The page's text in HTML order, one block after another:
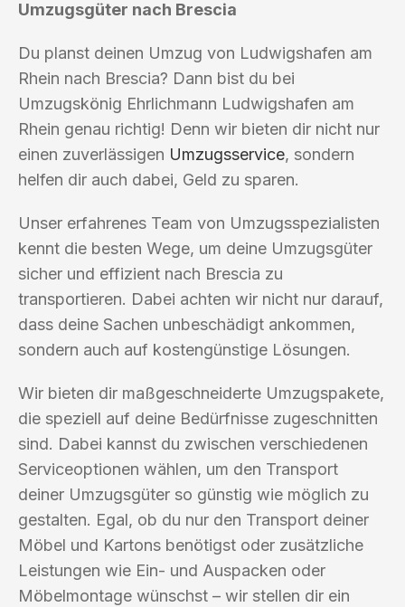
Umzugsgüter nach Brescia
Du planst deinen Umzug von Ludwigshafen am
Rhein nach Brescia? Dann bist du bei
Umzugskönig Ehrlichmann Ludwigshafen am
Rhein genau richtig! Denn wir bieten dir nicht nur
einen zuverlässigen Umzugsservice, sondern
helfen dir auch dabei, Geld zu sparen.
Unser erfahrenes Team von Umzugsspezialisten
kennt die besten Wege, um deine Umzugsgüter
sicher und effizient nach Brescia zu
transportieren. Dabei achten wir nicht nur darauf,
dass deine Sachen unbeschädigt ankommen,
sondern auch auf kostengünstige Lösungen.
Wir bieten dir maßgeschneiderte Umzugspakete,
die speziell auf deine Bedürfnisse zugeschnitten
sind. Dabei kannst du zwischen verschiedenen
Serviceoptionen wählen, um den Transport
deiner Umzugsgüter so günstig wie möglich zu
gestalten. Egal, ob du nur den Transport deiner
Möbel und Kartons benötigst oder zusätzliche
Leistungen wie Ein- und Auspacken oder
Möbelmontage wünschst – wir stellen dir ein